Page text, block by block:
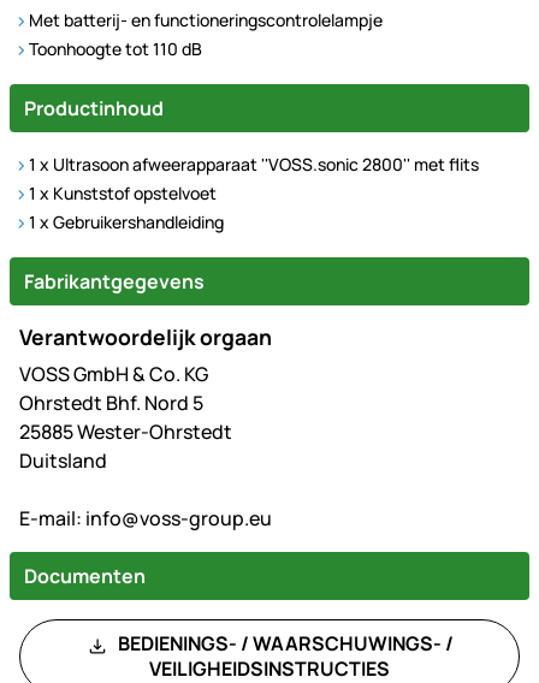
Met batterij- en functioneringscontrolelampje
Toonhoogte tot 110 dB
Productinhoud
1 x Ultrasoon afweerapparaat ''VOSS.sonic 2800'' met flits
1 x Kunststof opstelvoet
1 x Gebruikershandleiding
Fabrikantgegevens
Verantwoordelijk orgaan
VOSS GmbH & Co. KG
Ohrstedt Bhf. Nord 5
25885 Wester-Ohrstedt
Duitsland
E-mail: info@voss-group.eu
Documenten
BEDIENINGS- / WAARSCHUWINGS- /
VEILIGHEIDSINSTRUCTIES